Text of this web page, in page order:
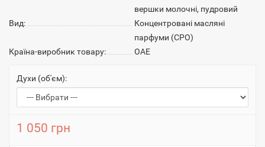
вершки молочні, пудровий
Вид:
Концентровані масляні
парфуми (CPO)
Країна-виробник товару:
ОАЕ
Духи (об'єм):
1 050 грн